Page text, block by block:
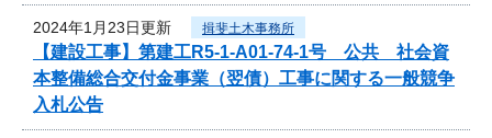
2024年1月23日更新 揖斐土木事務所
【建設工事】第建工R5-1-A01-74-1号 公共 社会資
本整備総合交付金事業（翌債）工事に関する一般競争
入札公告